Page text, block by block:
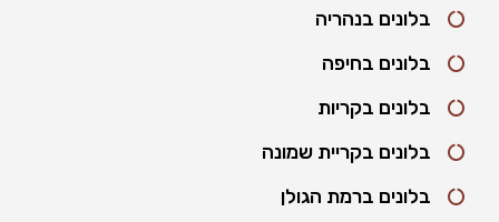
בלונים בנהריה
בלונים בחיפה
בלונים בקריות
בלונים בקריית שמונה
בלונים ברמת הגולן